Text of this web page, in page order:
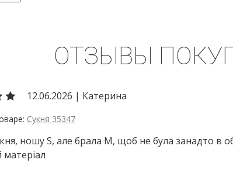
ОТЗЫВЫ
12.06.2026 | Катерина
Сукня 35347
ношу S, але брала М, щоб не була занадто в